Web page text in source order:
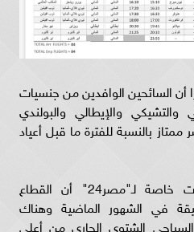
أن السائحين الوافدين من جنسيات
والإيطالي والبولندي
بالنسبة للفترة ما قبل أعياد
وتابع العماري خلال تصريحات خاصة لـ"مصر24" أن القطاع
في الشهور الماضية وهناك
الشتوي الجاري من أعلي